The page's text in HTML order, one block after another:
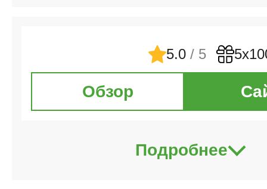
5.0 / 5
Обзор
Подробнее